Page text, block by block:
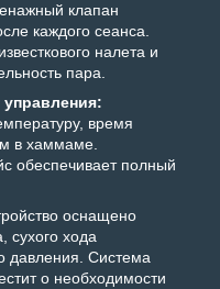
клапан
каждого сеанса.
налета и
пара.
время
в хаммаме.
обеспечивает полный
оснащено
сухого хода
давления. Система
о необходимости